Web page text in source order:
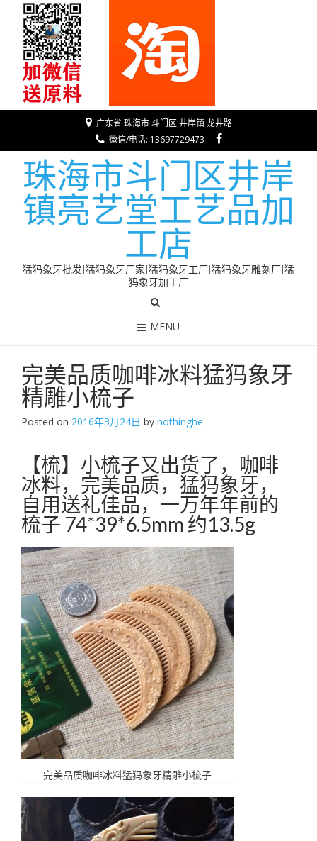
广东省 珠海市 斗门区 井岸镇 龙井路
微信/电话: 13697729473
珠海市斗门区井岸
镇亮艺堂工艺品加
工店
猛犸象牙批发|猛犸象牙厂家|猛犸象牙工厂|猛犸象牙雕刻厂|猛
犸象牙加工厂
MENU
完美品质咖啡冰料猛犸象牙
精雕小梳子
Posted on 2016年3月24日 by nothinghe
【梳】小梳子又出货了，咖啡
冰料，完美品质，猛犸象牙，
自用送礼佳品，一万年年前的
梳子 74*39*6.5mm 约13.5g
完美品质咖啡冰料猛犸象牙精雕小梳子